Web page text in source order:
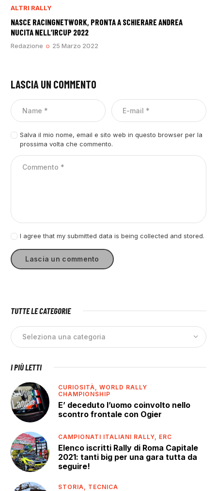
ALTRI RALLY
NASCE RACINGNETWORK, PRONTA A SCHIERARE ANDREA
NUCITA NELL’IRCUP 2022
Redazione 25 Marzo 2022
LASCIA UN COMMENTO
Salva il mio nome, email e sito web in questo browser per la
prossima volta che commento.
I agree that my submitted data is being collected and stored.
TUTTE LE CATEGORIE
I PIÙ LETTI
CURIOSITÀ,WORLD RALLY
CHAMPIONSHIP
E’ deceduto l’uomo coinvolto nello
scontro frontale con Ogier
CAMPIONATI ITALIANI RALLY, ERC
Elenco iscritti Rally di Roma Capitale
2021: tanti big per una gara tutta da
seguire!
STORIA, TECNICA